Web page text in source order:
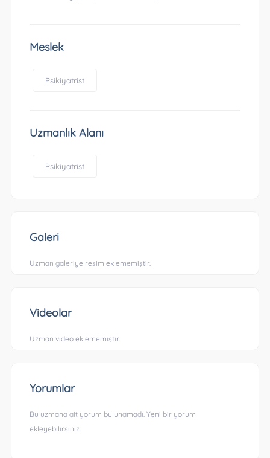
Meslek
Psikiyatrist
Uzmanlık Alanı
Psikiyatrist
Galeri
Uzman galeriye resim eklememiştir.
Videolar
Uzman video eklememiştir.
Yorumlar
Bu uzmana ait yorum bulunamadı. Yeni bir yorum
ekleyebilirsiniz.